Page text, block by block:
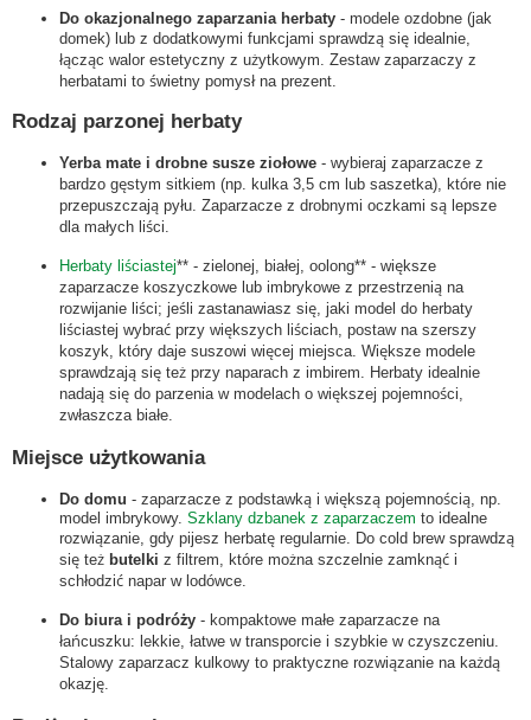
Do okazjonalnego zaparzania herbaty - modele ozdobne (jak
domek) lub z dodatkowymi funkcjami sprawdzą się idealnie,
łącząc walor estetyczny z użytkowym. Zestaw zaparzaczy z
herbatami to świetny pomysł na prezent.
Rodzaj parzonej herbaty
Yerba mate i drobne susze ziołowe - wybieraj zaparzacze z
bardzo gęstym sitkiem (np. kulka 3,5 cm lub saszetka), które nie
przepuszczają pyłu. Zaparzacze z drobnymi oczkami są lepsze
dla małych liści.
Herbaty liściastej** - zielonej, białej, oolong** - większe
zaparzacze koszyczkowe lub imbrykowe z przestrzenią na
rozwijanie liści; jeśli zastanawiasz się, jaki model do herbaty
liściastej wybrać przy większych liściach, postaw na szerszy
koszyk, który daje suszowi więcej miejsca. Większe modele
sprawdzają się też przy naparach z imbirem. Herbaty idealnie
nadają się do parzenia w modelach o większej pojemności,
zwłaszcza białe.
Miejsce użytkowania
Do domu - zaparzacze z podstawką i większą pojemnością, np.
model imbrykowy. Szklany dzbanek z zaparzaczem to idealne
rozwiązanie, gdy pijesz herbatę regularnie. Do cold brew sprawdzą
się też butelki z filtrem, które można szczelnie zamknąć i
schłodzić napar w lodówce.
Do biura i podróży - kompaktowe małe zaparzacze na
łańcuszku: lekkie, łatwe w transporcie i szybkie w czyszczeniu.
Stalowy zaparzacz kulkowy to praktyczne rozwiązanie na każdą
okazję.